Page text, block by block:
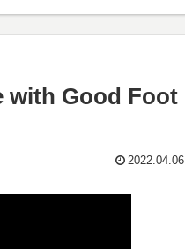
with Good Foot
2022.04.06